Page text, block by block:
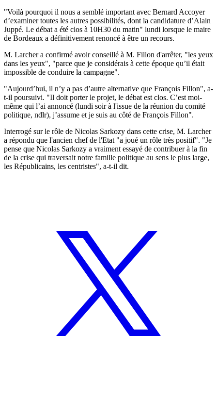
"Voilà pourquoi il nous a semblé important avec Bernard Accoyer
d’examiner toutes les autres possibilités, dont la candidature d’Alain
Juppé. Le débat a été clos à 10H30 du matin" lundi lorsque le maire
de Bordeaux a définitivement renoncé à être un recours.
M. Larcher a confirmé avoir conseillé à M. Fillon d'arrêter, "les yeux
dans les yeux", "parce que je considérais à cette époque qu’il était
impossible de conduire la campagne".
"Aujourd’hui, il n’y a pas d’autre alternative que François Fillon", a-
t-il poursuivi. "Il doit porter le projet, le débat est clos. C’est moi-
même qui l’ai annoncé (lundi soir à l'issue de la réunion du comité
politique, ndlr), j’assume et je suis au côté de François Fillon".
Interrogé sur le rôle de Nicolas Sarkozy dans cette crise, M. Larcher
a répondu que l'ancien chef de l'Etat "a joué un rôle très positif". "Je
pense que Nicolas Sarkozy a vraiment essayé de contribuer à la fin
de la crise qui traversait notre famille politique au sens le plus large,
les Républicains, les centristes", a-t-il dit.